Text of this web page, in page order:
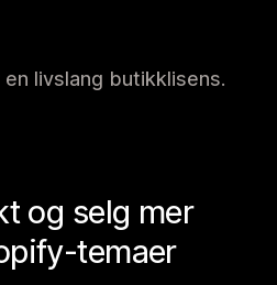
livslang butikklisens.
og selg mer
temaer